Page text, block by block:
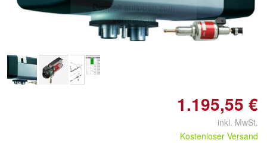
Doppelt antippen zum
vergrößern
1.195,55 €
inkl. MwSt.
Kostenloser Versand